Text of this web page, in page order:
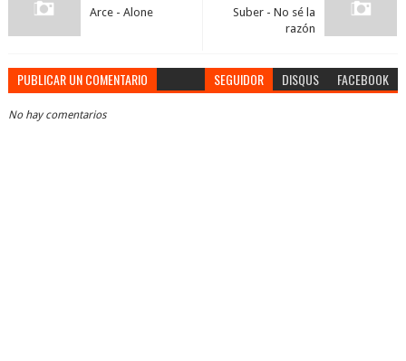
Suber - No sé la
razón
Arce - Alone
PUBLICAR UN COMENTARIO SEGUIDOR DISQUS FACEBOOK
No hay comentarios